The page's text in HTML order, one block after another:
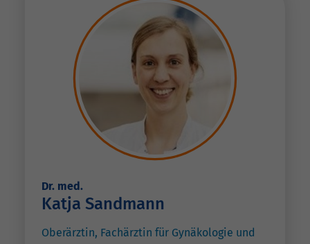
Dr. med.
Katja Sandmann
Oberärztin, Fachärztin für Gynäkologie und